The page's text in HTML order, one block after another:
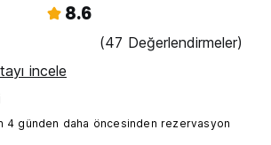
8.6
(47 Değerlendirmeler)
incele
4 günden daha öncesinden rezervasyon